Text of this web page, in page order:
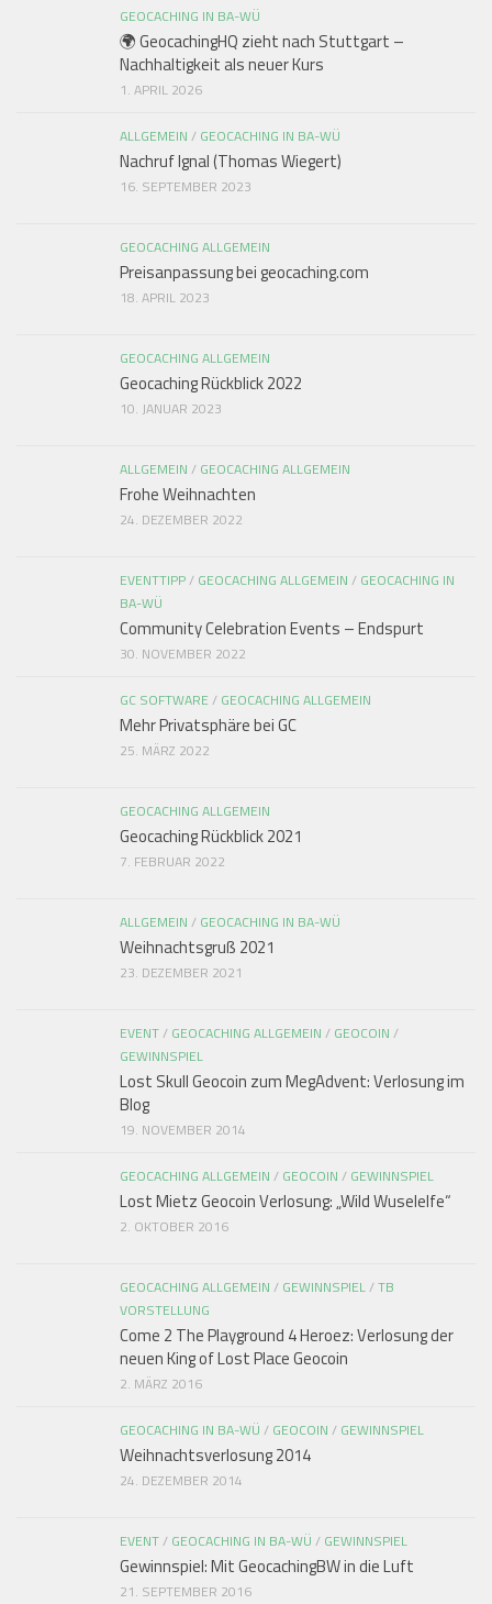
GEOCACHING IN BA-WÜ
🌍 GeocachingHQ zieht nach Stuttgart –
Nachhaltigkeit als neuer Kurs
1. APRIL 2026
ALLGEMEIN / GEOCACHING IN BA-WÜ
Nachruf Ignal (Thomas Wiegert)
16. SEPTEMBER 2023
GEOCACHING ALLGEMEIN
Preisanpassung bei geocaching.com
18. APRIL 2023
GEOCACHING ALLGEMEIN
Geocaching Rückblick 2022
10. JANUAR 2023
ALLGEMEIN / GEOCACHING ALLGEMEIN
Frohe Weihnachten
24. DEZEMBER 2022
EVENTTIPP/ GEOCACHING ALLGEMEIN / GEOCACHING IN
BA-WÜ
Community Celebration Events – Endspurt
30. NOVEMBER 2022
GC SOFTWARE / GEOCACHING ALLGEMEIN
Mehr Privatsphäre bei GC
25. MÄRZ 2022
GEOCACHING ALLGEMEIN
Geocaching Rückblick 2021
7. FEBRUAR 2022
ALLGEMEIN / GEOCACHING IN BA-WÜ
Weihnachtsgruß 2021
23. DEZEMBER 2021
EVENT/ GEOCACHING ALLGEMEIN / GEOCOIN /
GEWINNSPIEL
Lost Skull Geocoin zum MegAdvent: Verlosung im
Blog
19. NOVEMBER 2014
GEOCACHING ALLGEMEIN / GEOCOIN / GEWINNSPIEL
Lost Mietz Geocoin Verlosung: „Wild Wuselelfe“
2. OKTOBER 2016
GEOCACHING ALLGEMEIN / GEWINNSPIEL/TB
VORSTELLUNG
Come 2 The Playground 4 Heroez: Verlosung der
neuen King of Lost Place Geocoin
2. MÄRZ 2016
GEOCACHING IN BA-WÜ / GEOCOIN / GEWINNSPIEL
Weihnachtsverlosung 2014
24. DEZEMBER 2014
EVENT/ GEOCACHING IN BA-WÜ / GEWINNSPIEL
Gewinnspiel: Mit GeocachingBW in die Luft
21. SEPTEMBER 2016